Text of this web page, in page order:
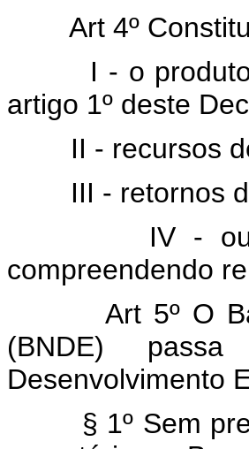
Art 4º
I - o produto
artigo 1º deste
II - recursos de
III - retornos
IV - outros
compreendendo
Art 5º O
(BNDE)
Desenvolvimento
§ 1º Sem